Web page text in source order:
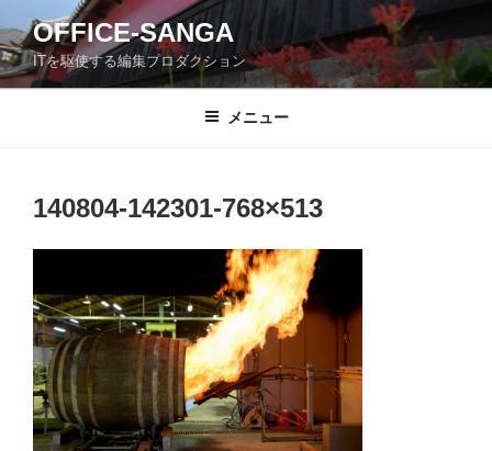
ン
テ
ン
OFFICE-SANGA
ITを駆使する編集プロダクション
メニュー
140804-142301-768×513